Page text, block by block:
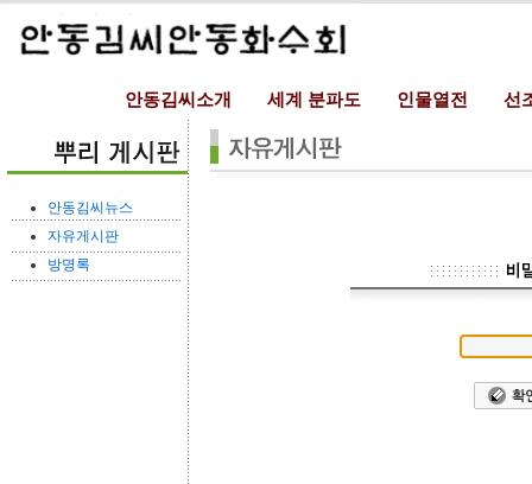
안동김씨소개 세계 분파도 인물열전 선
안동김씨뉴스
자유게시판
방명록